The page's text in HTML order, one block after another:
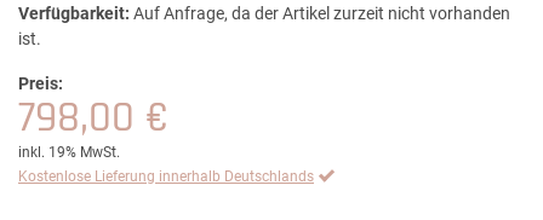
Verfügbarkeit: Auf Anfrage, da der Artikel zurzeit nicht vorhanden
ist.
Preis:
798,00 €
inkl. 19% MwSt.
Kostenlose Lieferung innerhalb Deutschlands